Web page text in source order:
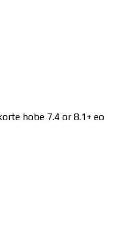
hobe 7.4 or 8.1+ eo